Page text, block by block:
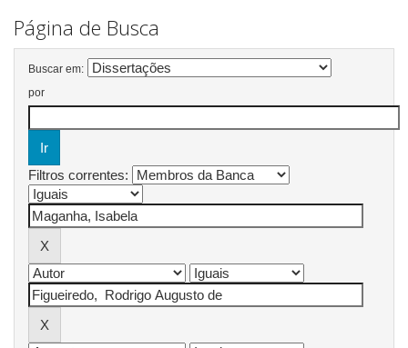
Página de Busca
Buscar em:
por
Filtros correntes: